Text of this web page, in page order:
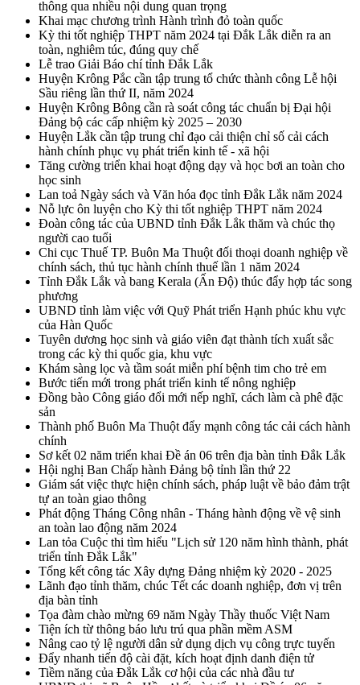
thông qua nhiều nội dung quan trọng
Khai mạc chương trình Hành trình đỏ toàn quốc
Kỳ thi tốt nghiệp THPT năm 2024 tại Đắk Lắk diễn ra an
toàn, nghiêm túc, đúng quy chế
Lễ trao Giải Báo chí tỉnh Đắk Lắk
Huyện Krông Pắc cần tập trung tổ chức thành công Lễ hội
Sầu riêng lần thứ II, năm 2024
Huyện Krông Bông cần rà soát công tác chuẩn bị Đại hội
Đảng bộ các cấp nhiệm kỳ 2025 – 2030
Huyện Lắk cần tập trung chỉ đạo cải thiện chỉ số cải cách
hành chính phục vụ phát triển kinh tế - xã hội
Tăng cường triển khai hoạt động dạy và học bơi an toàn cho
học sinh
Lan toả Ngày sách và Văn hóa đọc tỉnh Đắk Lắk năm 2024
Nỗ lực ôn luyện cho Kỳ thi tốt nghiệp THPT năm 2024
Đoàn công tác của UBND tỉnh Đắk Lắk thăm và chúc thọ
người cao tuổi
Chi cục Thuế TP. Buôn Ma Thuột đối thoại doanh nghiệp về
chính sách, thủ tục hành chính thuế lần 1 năm 2024
Tỉnh Đắk Lắk và bang Kerala (Ấn Độ) thúc đẩy hợp tác song
phương
UBND tỉnh làm việc với Quỹ Phát triển Hạnh phúc khu vực
của Hàn Quốc
Tuyên dương học sinh và giáo viên đạt thành tích xuất sắc
trong các kỳ thi quốc gia, khu vực
Khám sàng lọc và tầm soát miễn phí bệnh tim cho trẻ em
Bước tiến mới trong phát triển kinh tế nông nghiệp
Đồng bào Công giáo đổi mới nếp nghĩ, cách làm cà phê đặc
sản
Thành phố Buôn Ma Thuột đẩy mạnh công tác cải cách hành
chính
Sơ kết 02 năm triển khai Đề án 06 trên địa bàn tỉnh Đắk Lắk
Hội nghị Ban Chấp hành Đảng bộ tỉnh lần thứ 22
Giám sát việc thực hiện chính sách, pháp luật về bảo đảm trật
tự an toàn giao thông
Phát động Tháng Công nhân - Tháng hành động về vệ sinh
an toàn lao động năm 2024
Lan tỏa Cuộc thi tìm hiểu "Lịch sử 120 năm hình thành, phát
triển tỉnh Đắk Lắk"
Tổng kết công tác Xây dựng Đảng nhiệm kỳ 2020 - 2025
Lãnh đạo tỉnh thăm, chúc Tết các doanh nghiệp, đơn vị trên
địa bàn tỉnh
Tọa đàm chào mừng 69 năm Ngày Thầy thuốc Việt Nam
Tiện ích từ thông báo lưu trú qua phần mềm ASM
Nâng cao tỷ lệ người dân sử dụng dịch vụ công trực tuyến
Đẩy nhanh tiến độ cài đặt, kích hoạt định danh điện tử
Tiềm năng của Đắk Lắk cơ hội của các nhà đầu tư